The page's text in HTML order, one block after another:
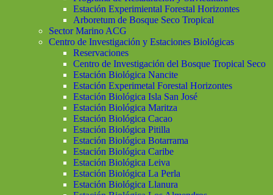
Estación Experimiental Forestal Horizontes
Arboretum de Bosque Seco Tropical
Sector Marino ACG
Centro de Investigación y Estaciones Biológicas
Reservaciones
Centro de Investigación del Bosque Tropical Seco
Estación Biológica Nancite
Estación Experimetal Forestal Horizontes
Estación Biológica Isla San José
Estación Biológica Maritza
Estación Biológica Cacao
Estación Biológica Pitilla
Estación Biológica Botarrama
Estación Biológica Caribe
Estación Biológica Leiva
Estación Biológica La Perla
Estación Biológica Llanura